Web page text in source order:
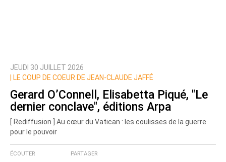
JEUDI 30 JUILLET 2026
LE COUP DE COEUR DE JEAN-CLAUDE JAFFÉ
Gerard O’Connell, Elisabetta Piqué, "Le
dernier conclave", éditions Arpa
[ Rediffusion ] Au cœur du Vatican : les coulisses de la guerre
pour le pouvoir
ÉCOUTER PARTAGER